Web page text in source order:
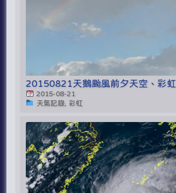
20150821天鵝颱風前夕天空、彩
2015-08-21
天氣記錄, 彩虹